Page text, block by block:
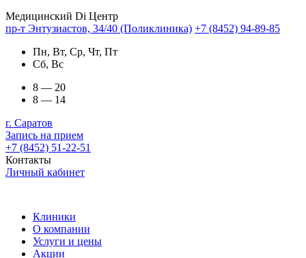
Медицинский Di Центр
пр-т Энтузиастов, 34/40 (Поликлиника) +7 (8452) 94-89-85
Пн, Вт, Ср, Чт, Пт
Сб, Вс
8 — 20
8 — 14
г. Саратов
Запись на прием
+7 (8452) 51-22-51
Контакты
Личный кабинет
Клиники
О компании
Услуги и цены
Акции